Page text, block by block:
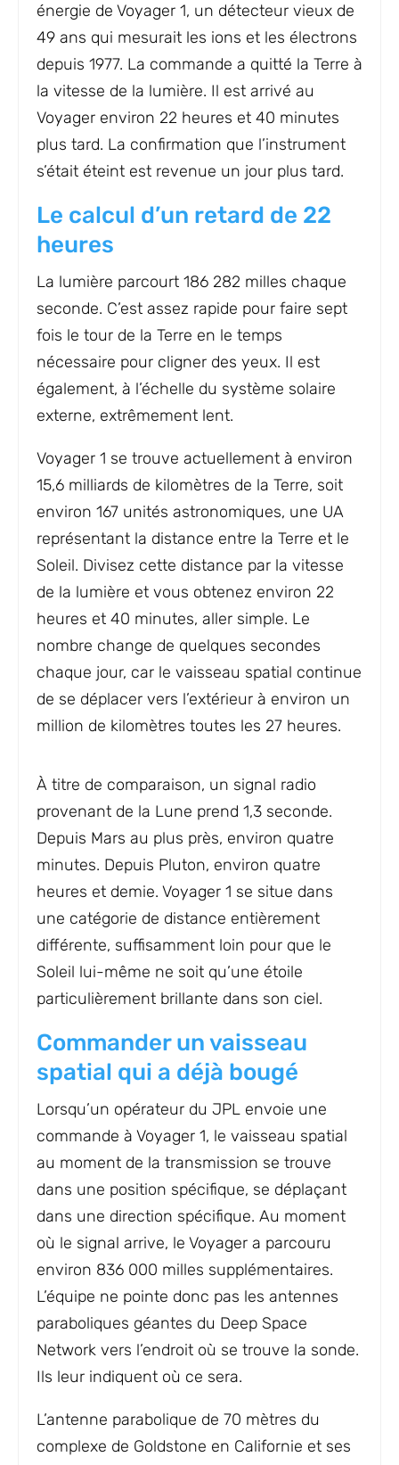
énergie de Voyager 1, un détecteur vieux de
49 ans qui mesurait les ions et les électrons
depuis 1977. La commande a quitté la Terre à
la vitesse de la lumière. Il est arrivé au
Voyager environ 22 heures et 40 minutes
plus tard. La confirmation que l’instrument
s’était éteint est revenue un jour plus tard.
Le calcul d’un retard de 22
heures
La lumière parcourt 186 282 milles chaque
seconde. C’est assez rapide pour faire sept
fois le tour de la Terre en le temps
nécessaire pour cligner des yeux. Il est
également, à l’échelle du système solaire
externe, extrêmement lent.
Voyager 1 se trouve actuellement à environ
15,6 milliards de kilomètres de la Terre, soit
environ 167 unités astronomiques, une UA
représentant la distance entre la Terre et le
Soleil. Divisez cette distance par la vitesse
de la lumière et vous obtenez environ 22
heures et 40 minutes, aller simple. Le
nombre change de quelques secondes
chaque jour, car le vaisseau spatial continue
de se déplacer vers l’extérieur à environ un
million de kilomètres toutes les 27 heures.
À titre de comparaison, un signal radio
provenant de la Lune prend 1,3 seconde.
Depuis Mars au plus près, environ quatre
minutes. Depuis Pluton, environ quatre
heures et demie. Voyager 1 se situe dans
une catégorie de distance entièrement
différente, suffisamment loin pour que le
Soleil lui-même ne soit qu’une étoile
particulièrement brillante dans son ciel.
Commander un vaisseau
spatial qui a déjà bougé
Lorsqu’un opérateur du JPL envoie une
commande à Voyager 1, le vaisseau spatial
au moment de la transmission se trouve
dans une position spécifique, se déplaçant
dans une direction spécifique. Au moment
où le signal arrive, le Voyager a parcouru
environ 836 000 milles supplémentaires.
L’équipe ne pointe donc pas les antennes
paraboliques géantes du Deep Space
Network vers l’endroit où se trouve la sonde.
Ils leur indiquent où ce sera.
L’antenne parabolique de 70 mètres du
complexe de Goldstone en Californie et ses